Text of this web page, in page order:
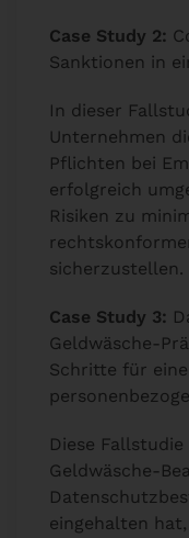
Case Study 2:
Sanktionen in
In dieser
Unternehmen
Pflichten bei
erfolgreich
Risiken zu
sicherzustellen.
Case Study 3:
Geldwäsche-
Schritte für
Diese
Geldwäsche-
eingehalten